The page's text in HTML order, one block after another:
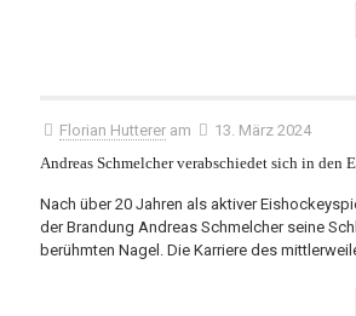
Florian Hutterer am
13. März 2024
Andreas Schmelcher verabschiedet sich in den
Nach über 20 Jahren als aktiver
der Brandung Andreas Schmelcher seine
berühmten Nagel. Die Karriere des